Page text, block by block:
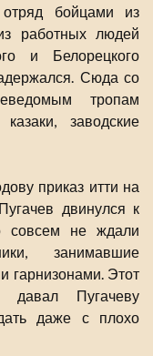
бойцами из
работных людей
и Белорецкого
Сюда со
тропам
заводские
приказ итти на
двинулся к
совсем не ждали
занимавшие
гарнизонами. Этот
давал Пугачеву
даже с плохо